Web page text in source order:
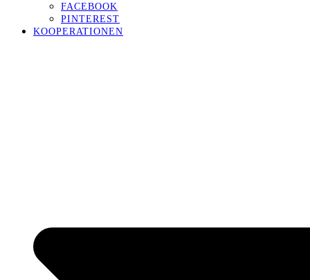
FACEBOOK
PINTEREST
KOOPERATIONEN